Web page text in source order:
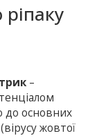
–
до основних
жовтої